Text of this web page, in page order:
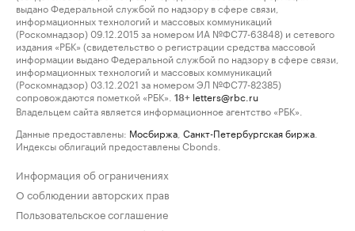
выдано Федеральной службой по надзору в сфере связи,
информационных технологий и массовых коммуникаций
(Роскомнадзор) 09.12.2015 за номером ИА №ФС77-63848) и сетевого
издания «РБК» (свидетельство о регистрации средства массовой
информации выдано Федеральной службой по надзору в сфере связи,
информационных технологий и массовых коммуникаций
(Роскомнадзор) 03.12.2021 за номером ЭЛ №ФС77-82385)
сопровождаются пометкой «РБК».
18+ letters@rbc.ru
Владельцем сайта является информационное агентство «РБК».
Данные предоставлены: Мосбиржа Санкт-Петербургская биржа
Индексы облигаций предоставлены Cbonds.
Информация об ограничениях
О соблюдении авторских прав
Пользовательское соглашение